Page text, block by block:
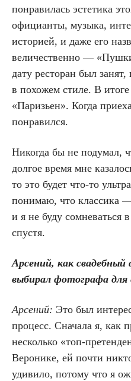
понравилась эстетика
официанты, музыка,
историей, и даже его
величественно —
дату ресторан был
в похожем стиле. В
«Паризьен». Когда
понравился.
Никогда бы не подумал,
долгое время мне
то это будет что-то
понимаю, что классика —
и я не буду сомневаться
спустя.
Арсений, как
выбирал фотографа для
Арсений: Это был
процесс. Сначала я, как
несколько «топ-
Веронике, ей почти
удивило, потому что я